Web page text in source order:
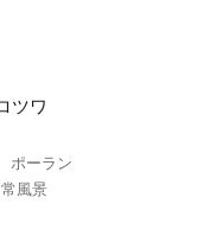
ツワ
ポーラン
風景